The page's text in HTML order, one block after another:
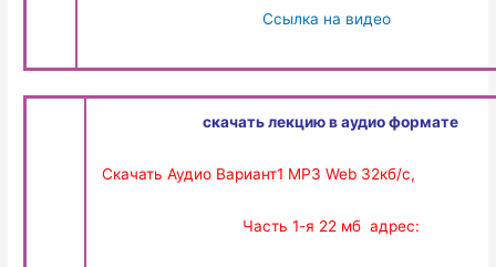
Ссылка на видео
скачать лекцию в аудио формате
Скачать Аудио Вариант1 MP3 Web 32кб/с,
Часть 1-я 22 мб адрес: